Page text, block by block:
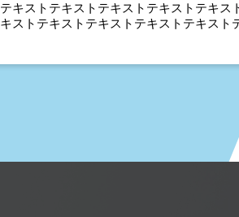
テキストテキストテキストテキストテキ
キストテキストテキストテキストテキス